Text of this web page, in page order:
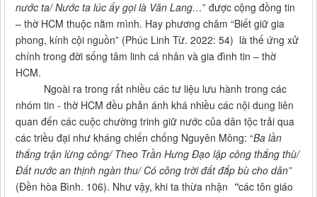
nước ta/ Nước ta lúc ấy gọi là Văn Lang…” được cộng đồng tin
– thờ HCM thuộc nằm mình. Hay phương châm “Biết giữ gia
phong, kính cội nguồn” (Phúc Linh Từ. 2022: 54) là thế ứng xử
chính trong đời sống tâm linh cá nhân và gia đình tin – thờ
HCM.
Ngoài ra trong rất nhiều các tư liệu lưu hành trong các
nhóm tin - thờ HCM đều phản ánh khá nhiều các nội dung liên
quan đến các cuộc chường trinh giữ nước của dân tộc trải qua
các triều đại như kháng chiến chống Nguyên Mông: “Ba lần
thắng trận lừng công/ Theo Trần Hưng Đạo lập công thắng thù/
Đất nước an thịnh ngàn thu/ Có công trời đất đắp bù cho dân”
(Đền hòa Bình. 106). Như vậy, khi ta thừa nhận “các tôn giáo